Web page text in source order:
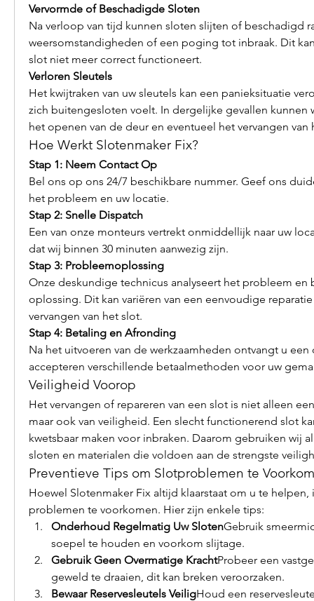
Vervormde of Beschadigde Sloten
Na verloop van tijd kunnen sloten slijten of beschadigd
weersomstandigheden of een poging tot inbraak. Dit
slot niet meer correct functioneert.
Verloren Sleutels
Het kwijtraken van uw sleutels kan een panieksituatie
zich buitengesloten voelt. In dergelijke gevallen kunnen
het openen van de deur en eventueel het vervangen van
Hoe Werkt Slotenmaker Fix?
Stap 1: Neem Contact Op
Bel ons op ons 24/7 beschikbare nummer. Geef ons
het probleem en uw locatie.
Stap 2: Snelle Dispatch
Een van onze monteurs vertrekt onmiddellijk naar uw
dat wij binnen 30 minuten aanwezig zijn.
Stap 3: Probleemoplossing
Onze deskundige technicus analyseert het probleem en
oplossing. Dit kan variëren van een eenvoudige
vervangen van het slot.
Stap 4: Betaling en Afronding
Na het uitvoeren van de werkzaamheden ontvangt u
accepteren verschillende betaalmethoden voor uw
Veiligheid Voorop
Het vervangen of repareren van een slot is niet alleen
maar ook van veiligheid. Een slecht functionerend slot
kwetsbaar maken voor inbraken. Daarom gebruiken wij
sloten en materialen die voldoen aan de strengste
Preventieve Tips om Slotproblemen te
Hoewel Slotenmaker Fix altijd klaarstaat om u te helpen,
problemen te voorkomen. Hier zijn enkele tips:
Onderhoud Regelmatig Uw SlotenGebruik
soepel te houden en voorkom slijtage.
Gebruik Geen Overmatige KrachtProbeer een
geweld te draaien, dit kan breken veroorzaken.
Bewaar Reservesleutels VeiligHoud een